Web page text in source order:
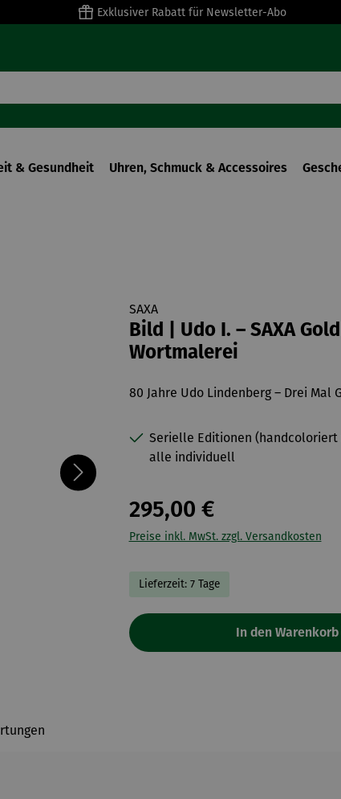
Exklusiver Rabatt für Newsletter-Abo
& Gesundheit Uhren, Schmuck & Accessoires
SAXA
Bild | Udo I. – SAXA
Wortmalerei
80 Jahre Udo Lindenberg – Drei Mal
Serielle Editionen
alle individuell
295,00 €
Preise inkl. MwSt. zzgl. Versandkosten
Lieferzeit: 7 Tage
In den Warenkorb